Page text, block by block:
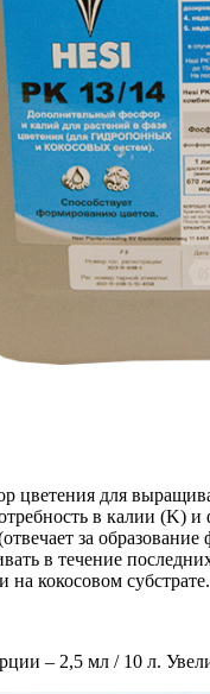
цветения для
в калии (K) и
за
в течение
кокосовом
– 2,5 мл / 10 л.